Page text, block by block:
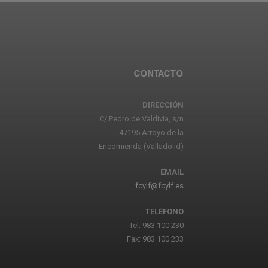
CONTACTO
DIRECCIÓN
C/ Pedro de Valdivia, s/n
47195 Arroyo de la
Encomienda (Valladolid)
EMAIL
fcylf@fcylf.es
TELÉFONO
Tel: 983 100 230
Fax: 983 100 233